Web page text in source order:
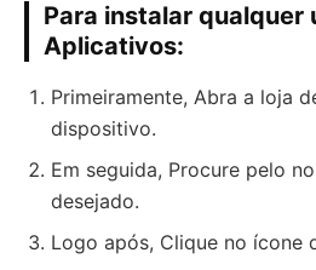
Para instalar qualquer
Aplicativos:
Primeiramente, Abra a loja
dispositivo.
Em seguida, Procure pelo
desejado.
Logo após, Clique no ícone